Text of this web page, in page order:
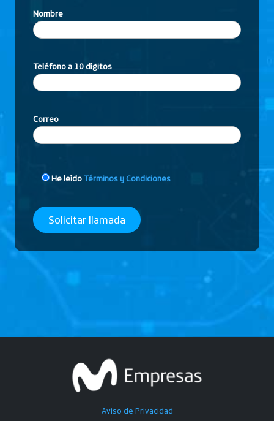
Nombre
Teléfono a 10 dígitos
Correo
He leídoTérminos y Condiciones
Aviso de Privacidad